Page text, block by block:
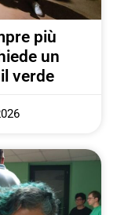
più
un
verde